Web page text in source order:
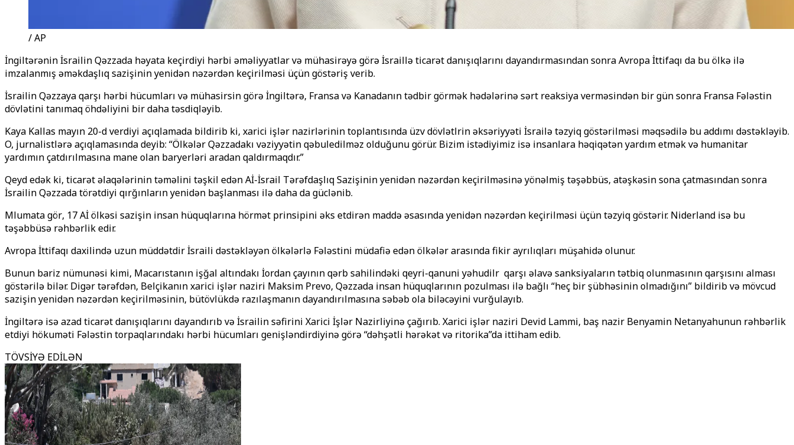
/ AP
İngiltərənin İsrailin Qəzzada həyata keçirdiyi hərbi əməliyyatlar və mühasirəyə görə İsraillə ticarət danışıqlarını dayandırmasından sonra Avropa İttifaqı da bu ölkə ilə
imzalanmış əməkdaşlıq sazişinin yenidən nəzərdən keçirilməsi üçün göstəriş verib.
İsrailin Qəzzaya qarşı hərbi hücumları və mühasirәsinә görə İngiltərə, Fransa və Kanadanın tədbir görmək hədələrinə sərt reaksiya verməsindən bir gün sonra Fransa Fələstin
dövlətini tanımaq öhdəliyini bir daha təsdiqləyib.
Kaya Kallas mayın 20-dә verdiyi açıqlamada bildirib ki, xarici işlər nazirlərinin toplantısında üzv dövlətlәrin əksəriyyəti İsrailə təzyiq göstərilməsi məqsədilə bu addımı dəstəkləyib.
O, jurnalistlərə açıqlamasında deyib: “Ölkələr Qəzzadakı vəziyyətin qəbuledilməz olduğunu görür. Bizim istədiyimiz isə insanlara həqiqətən yardım etmək və humanitar
yardımın çatdırılmasına mane olan baryerləri aradan qaldırmaqdır.”
Qeyd edək ki, ticarət əlaqələrinin təməlini təşkil edən Aİ-İsrail Tərəfdaşlıq Sazişinin yenidən nəzərdən keçirilməsinə yönəlmiş təşəbbüs, atəşkəsin sona çatmasından sonra
İsrailin Qəzzada törətdiyi qırğınların yenidən başlanması ilə daha da güclənib.
Mәlumata görә, 17 Aİ ölkəsi sazişin insan hüquqlarına hörmət prinsipini əks etdirən maddə əsasında yenidən nəzərdən keçirilməsi üçün təzyiq göstərir. Niderland isə bu
təşəbbüsə rəhbərlik edir.
Avropa İttifaqı daxilində uzun müddətdir İsraili dəstəkləyən ölkələrlə Fələstini müdafiə edən ölkələr arasında fikir ayrılıqları müşahidə olunur.
Bunun bariz nümunəsi kimi, Macarıstanın işğal altındakı İordan çayının qərb sahilindəki qeyri-qanuni yəhudilәrә qarşı əlavə sanksiyaların tətbiq olunmasının qarşısını alması
göstərilə bilər. Digər tərəfdən, Belçikanın xarici işlər naziri Maksim Prevo, Qəzzada insan hüquqlarının pozulması ilə bağlı “heç bir şübhəsinin olmadığını” bildirib və mövcud
sazişin yenidən nəzərdən keçirilməsinin, bütövlükdə razılaşmanın dayandırılmasına səbəb ola biləcəyini vurğulayıb.
İngiltərə isə azad ticarət danışıqlarını dayandırıb və İsrailin səfirini Xarici İşlər Nazirliyinə çağırıb. Xarici işlər naziri Devid Lammi, baş nazir Benyamin Netanyahunun rəhbərlik
etdiyi hökuməti Fələstin torpaqlarındakı hərbi hücumları genişləndirdiyinə görə “dəhşətli hərəkət və ritorika”da ittiham edib.
TÖVSİYƏ EDİLƏN